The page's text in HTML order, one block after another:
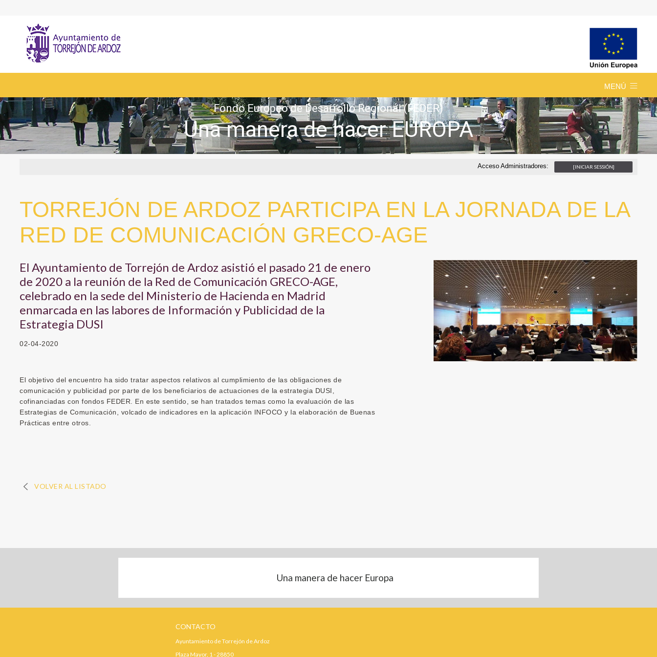
MENÚ
Fondo Europeo de Desarrollo Regional (FEDER)
Una manera de hacer EUROPA
Acceso Administradores: [INICIAR SESSIÓN]
TORREJÓN DE ARDOZ PARTICIPA EN LA JORNADA DE LA
RED DE COMUNICACIÓN GRECO-AGE
El Ayuntamiento de Torrejón de Ardoz asistió el pasado 21 de enero
de 2020 a la reunión de la Red de Comunicación GRECO-AGE,
celebrado en la sede del Ministerio de Hacienda en Madrid
enmarcada en las labores de Información y Publicidad de la
Estrategia DUSI
02-04-2020
El objetivo del encuentro ha sido tratar aspectos relativos al cumplimiento de las obligaciones de
comunicación y publicidad por parte de los beneficiarios de actuaciones de la estrategia DUSI,
cofinanciadas con fondos FEDER. En este sentido, se han tratados temas como la evaluación de las
Estrategias de Comunicación, volcado de indicadores en la aplicación INFOCO y la elaboración de Buenas
Prácticas entre otros.
VOLVER AL LISTADO
Una manera de hacer Europa
CONTACTO
Ayuntamiento de Torrejón de Ardoz
Plaza Mayor, 1 - 28850